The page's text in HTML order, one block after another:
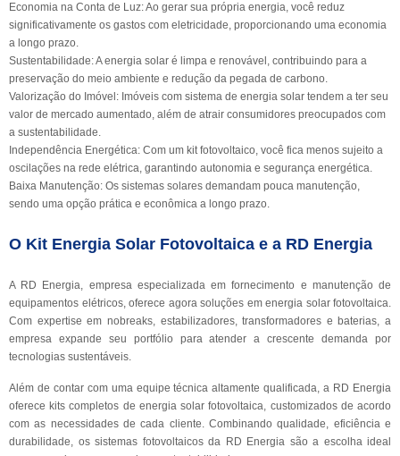
Economia na Conta de Luz: Ao gerar sua própria energia, você reduz
significativamente os gastos com eletricidade, proporcionando uma economia
a longo prazo.
Sustentabilidade: A energia solar é limpa e renovável, contribuindo para a
preservação do meio ambiente e redução da pegada de carbono.
Valorização do Imóvel: Imóveis com sistema de energia solar tendem a ter seu
valor de mercado aumentado, além de atrair consumidores preocupados com
a sustentabilidade.
Independência Energética: Com um kit fotovoltaico, você fica menos sujeito a
oscilações na rede elétrica, garantindo autonomia e segurança energética.
Baixa Manutenção: Os sistemas solares demandam pouca manutenção,
sendo uma opção prática e econômica a longo prazo.
O Kit Energia Solar Fotovoltaica e a RD Energia
A RD Energia, empresa especializada em fornecimento e manutenção de
equipamentos elétricos, oferece agora soluções em energia solar fotovoltaica.
Com expertise em nobreaks, estabilizadores, transformadores e baterias, a
empresa expande seu portfólio para atender a crescente demanda por
tecnologias sustentáveis.
Além de contar com uma equipe técnica altamente qualificada, a RD Energia
oferece kits completos de energia solar fotovoltaica, customizados de acordo
com as necessidades de cada cliente. Combinando qualidade, eficiência e
durabilidade, os sistemas fotovoltaicos da RD Energia são a escolha ideal